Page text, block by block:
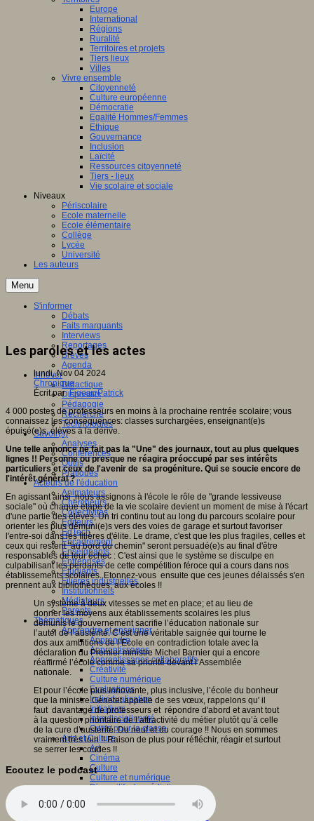
Europe
International
Régions
Ruralité
Territoires et projets
Tiers lieux
Villes
Vivre ensemble
Citoyenneté
Culture européenne
Démocratie
Egalité Hommes/Femmes
Ethique
Gouvernance
Inclusion
Laïcité
Ressources citoyenneté
Tiers - lieux
Vie scolaire et sociale
Niveaux
Périscolaire
Ecole maternelle
Ecole élémentaire
Collège
Lycée
Université
Les auteurs
Menu
S'informer
Débats
Faits marquants
Interviews
Reportages
Brèves
Agenda
Innover
Didactique
Dispositifs
Pédagogie
Recherche
Technologies
Savoir(s)
Analyses
Conférences
Outils
Pratiques
Acteurs de l'éducation
Animateurs
Chercheurs
Collectivités
Editeurs
EdTech
Encadrement
Enseignants
Entreprises
Etudiants
Filières industrielles
Institutionnels
Médiateurs
Parents
Thématiques
Apprendre et enseigner
Apprendre
Apprentissages
Apprentissages collaboratifs
Créativité
Culture numérique
Evaluations
Individualisation
Initiatives
Interdisciplinarité
Outils pour la classe
Arts et Culture
Art
Cinéma
Culture
Culture et numérique
Dispositifs de médiation
Formation
Les paroles et les actes
lundi, Nov 04 2024
Chronique
Écrit parFigeac Patrick
4 000 postes de professeurs en moins à la prochaine rentrée scolaire; vous
connaissez les conséquences: classes surchargées, enseignant(e)s
épuisé(e)s, élèves à la dérive.
Une telle annonce ne fait pas la "Une" des journaux, tout au plus quelques
lignes !! Personne ou presque ne réagira préoccupé par ses intérêts
particuliers et ceux de l'avenir de sa progéniture. Qui se soucie encore de
l'intérêt général ?
En agissant ainsi ,nous assignons à l'école le rôle de "grande lessiveuse
sociale" où chaque étape de la vie scolaire devient un moment de mise à l'écart
d'une partie des élèves; Un tri continu tout au long du parcours scolaire pour
orienter les plus démuni(e)s vers des voies de garage et surtout favoriser
l'entre-soi dans les filières d'élite. Le drame, c'est que les plus fragiles, celles et
ceux qui restent "au bord du chemin" seront persuadé(e)s au final d'être
responsables de leur échec : C'est ainsi que le système se disculpe en
culpabilisant les perdants de cette compétition féroce qui a cours dans nos
établissements scolaires..Etonnez-vous ensuite que ces jeunes délaissés s'en
prennent aux bibliothèques, aux écoles !!
Un système à deux vitesses se met en place; et au lieu de
donner les moyens aux établissements scolaires les plus
démunis le gouvernement sacrifie l’éducation nationale sur
l’autel de l’austérité. C’est une véritable saignée qui tourne le
dos aux ambitions de l’Ecole en contradiction totale avec la
déclaration du Premier ministre Michel Barnier qui a encore
réaffirmé l’école comme sa priorité devant l’Assemblée
nationale.
Et pour l’école plus innovante, plus inclusive, l’école du bonheur
que la ministre Genetet appelle de ses vœux, rappelons qu' il
faut davantage de professeurs et répondre d'abord et avant tout
à la question prioritaire de l’attractivité du métier plutôt qu’à celle
de la cure d’austérité. Du neuf et du courage !! Nous en sommes
vraiment très loin !! Raison de plus pour réfléchir, réagir et surtout
se serrer les coudes !!
Ecoutez le podcast